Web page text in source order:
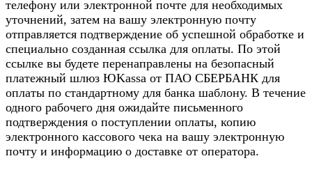
телефону или электронной почте для необходимых
уточнений, затем на вашу электронную почту
отправляется подтверждение об успешной обработке и
специально созданная ссылка для оплаты. По этой
ссылке вы будете перенаправлены на безопасный
платежный шлюз ЮKassa от ПАО СБЕРБАНК для
оплаты по стандартному для банка шаблону. В течение
одного рабочего дня ожидайте письменного
подтверждения о поступлении оплаты, копию
электронного кассового чека на вашу электронную
почту и информацию о доставке от оператора.